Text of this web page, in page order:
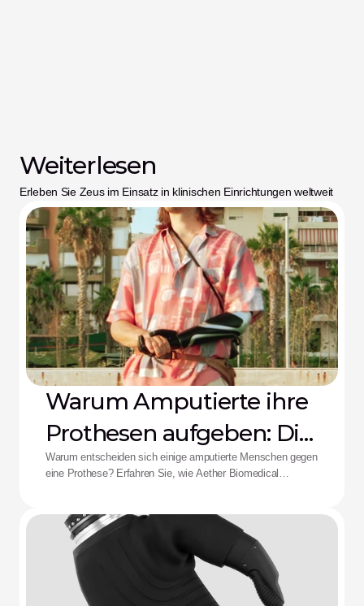
Weiterlesen
Erleben Sie Zeus im Einsatz in klinischen Einrichtungen weltweit
Warum Amputierte ihre
Prothesen aufgeben: Die
Aether-Lösung
Warum entscheiden sich einige amputierte Menschen gegen
eine Prothese? Erfahren Sie, wie Aether Biomedical